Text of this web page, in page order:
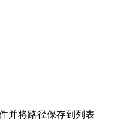
并将路径保存到列表